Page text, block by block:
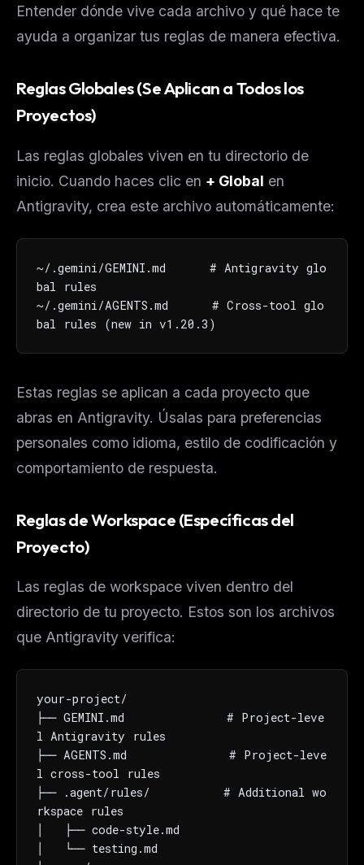
Entender dónde vive cada archivo y qué hace te
ayuda a organizar tus reglas de manera efectiva.
Reglas Globales (Se Aplican a Todos los
Proyectos)
Las reglas globales viven en tu directorio de
inicio. Cuando haces clic en + Global en
Antigravity, crea este archivo automáticamente:
~/.gemini/GEMINI.md      # Antigravity glo
bal rules
~/.gemini/AGENTS.md      # Cross-tool glo
bal rules (new in v1.20.3)
Estas reglas se aplican a cada proyecto que
abras en Antigravity. Úsalas para preferencias
personales como idioma, estilo de codificación y
comportamiento de respuesta.
Reglas de Workspace (Específicas del
Proyecto)
Las reglas de workspace viven dentro del
directorio de tu proyecto. Estos son los archivos
que Antigravity verifica:
your-project/
├── GEMINI.md              # Project-leve
l Antigravity rules
├── AGENTS.md              # Project-leve
l cross-tool rules
├── .agent/rules/          # Additional wo
rkspace rules
│   ├── code-style.md
│   └── testing.md